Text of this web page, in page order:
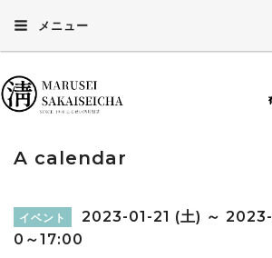
メニュー
A calendar
イベント
2023-01-21 (土) ～
0～17:00